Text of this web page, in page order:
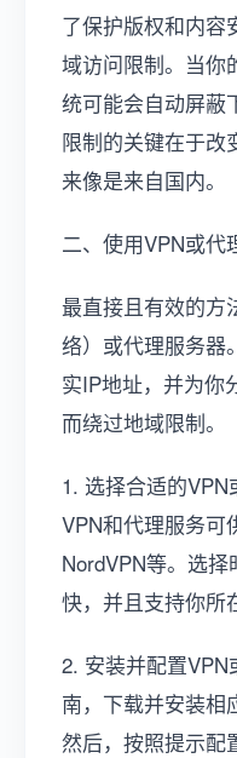
了保护版权和内容
域访问限制。当你
统可能会自动屏蔽
限制的关键在于改
来像是来自国内。
二、使用VPN或代
最直接且有效的方
络）或代理服务器
实IP地址，并为你
而绕过地域限制。
1. 选择合适的
VPN和代理服务可
NordVPN等。选
快，并且支持你所
2. 安装并配置
南，下载并安装相
然后，按照提示配